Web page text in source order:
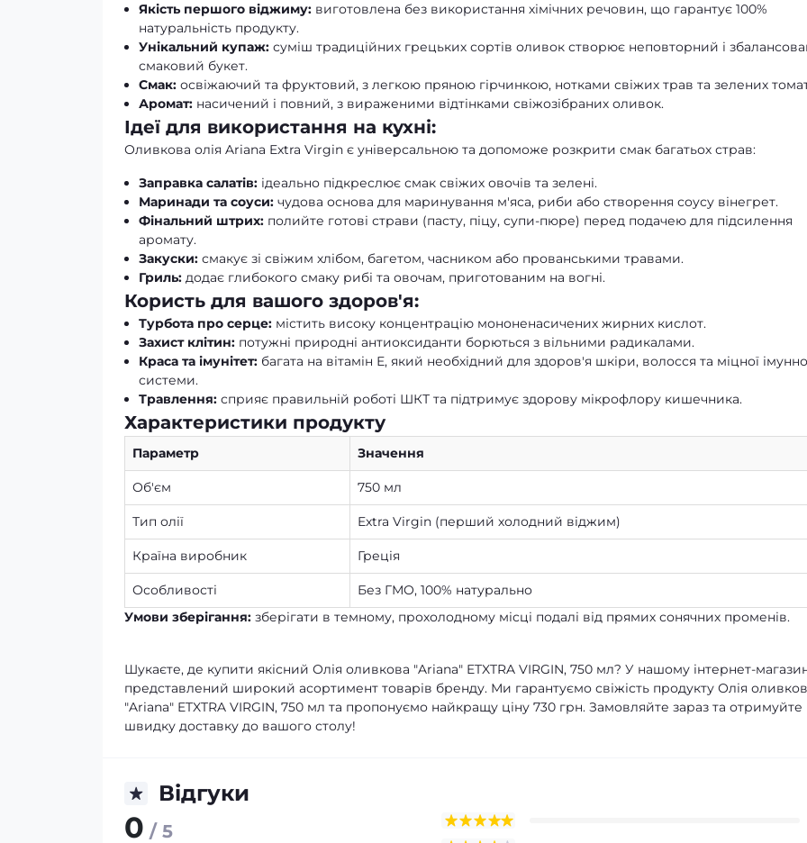
Якість першого віджиму: виготовлена без використання хімічних речовин, що гарантує 100%
натуральність продукту.
Унікальний купаж: суміш традиційних грецьких сортів оливок створює неповторний і
смаковий букет.
Смак: освіжаючий та фруктовий, з легкою пряною гірчинкою, нотками свіжих трав та зелених
Аромат: насичений і повний, з вираженими відтінками свіжозібраних оливок.
Ідеї для використання на кухні:
Оливкова олія Ariana Extra Virgin є універсальною та допоможе розкрити смак багатьох страв:
Заправка салатів: ідеально підкреслює смак свіжих овочів та зелені.
Маринади та соуси: чудова основа для маринування м'яса, риби або створення соусу вінегрет.
Фінальний штрих: полийте готові страви (пасту, піцу, супи-пюре) перед подачею для підсилення
аромату.
Закуски: смакує зі свіжим хлібом, багетом, часником або прованськими травами.
Гриль: додає глибокого смаку рибі та овочам, приготованим на вогні.
Користь для вашого здоров'я:
Турбота про серце: містить високу концентрацію мононенасичених жирних кислот.
Захист клітин: потужні природні антиоксиданти борються з вільними радикалами.
Краса та імунітет: багата на вітамін Е, який необхідний для здоров'я шкіри, волосся та міцної
системи.
Травлення: сприяє правильній роботі ШКТ та підтримує здорову мікрофлору кишечника.
Характеристики продукту
Параметр Значення
Об'єм 750 мл
Тип олії Extra Virgin (перший холодний віджим)
Країна виробник Греція
Особливості
Без ГМО, 100% натурально
Умови зберігання: зберігати в темному, прохолодному місці подалі від прямих сонячних променів.
Шукаєте, де купити якісний Олія оливкова "Ariana" ETXTRA VIRGIN, 750 мл? У нашому інтернет-
представлений широкий асортимент товарів бренду. Ми гарантуємо свіжість продукту Олія
"Ariana" ETXTRA VIRGIN, 750 мл та пропонуємо найкращу ціну 730 грн. Замовляйте зараз та отримуйте
швидку доставку до вашого столу!
Відгуки
0 / 5